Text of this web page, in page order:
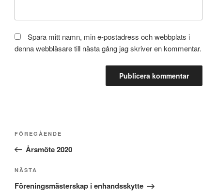
Spara mitt namn, min e-postadress och webbplats i
denna webbläsare till nästa gång jag skriver en kommentar.
Inläggsnavigering
Föregående
inlägg
FÖREGÅENDE
Årsmöte 2020
Nästa
inlägg
NÄSTA
Föreningsmästerskap i enhandsskytte